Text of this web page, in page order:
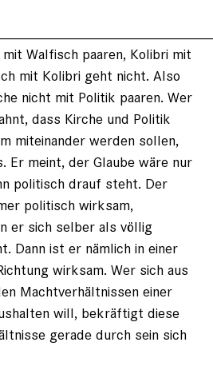
Walfisch paaren, Kolibri mit
mit Kolibri geht nicht. Also
nicht mit Politik paaren. Wer
dass Kirche und Politik
miteinander werden sollen,
Er meint, der Glaube wäre nur
politisch drauf steht. Der
politisch wirksam,
er sich selber als völlig
Dann ist er nämlich in einer
wirksam. Wer sich aus
Machtverhältnissen einer
will, bekräftigt diese
gerade durch sein sich